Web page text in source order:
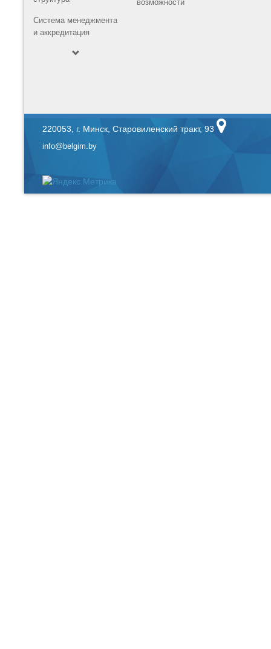
Система менеджмента
и аккредитация
возможности
220053, г. Минск, Старовиленский тракт, 93
info@belgim.by